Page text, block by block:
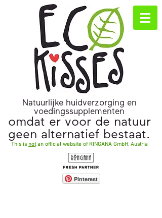
Natuurlijke huidverzorging en
voedingssupplementen
omdat er voor de natuur
geen alternatief bestaat.
This is notan official website of RINGANA GmbH, Austria
Pinterest